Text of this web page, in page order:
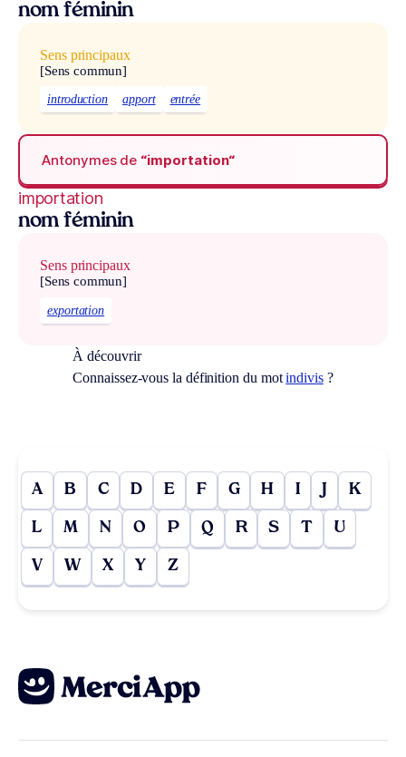
nom féminin
Sens principaux
[Sens commun]
introduction apport entrée
Antonymes de “importation“
importation
nom féminin
Sens principaux
[Sens commun]
exportation
À découvrir
Connaissez-vous la définition du motindivis?
A B C D E F G H I J K
L M N O P Q R S T U
V W X Y Z